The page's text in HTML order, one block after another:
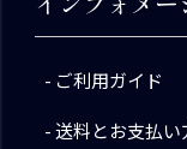
ご利用ガイド
送料とお支払い